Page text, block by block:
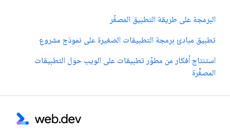
البرمجة على طريقة التطبيق المصغّر
تطبيق مبادئ برمجة التطبيقات الصغيرة على نموذج مشروع
استنتاج أفكار من مطوّر تطبيقات على الويب حول التطبيقات
المصغَّرة